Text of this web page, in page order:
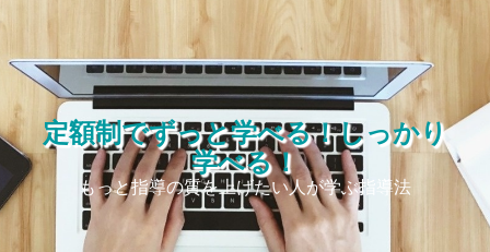
定額制でずっと学べる！しっかり
学べる！
もっと指導の質を上げたい人が学ぶ指導法